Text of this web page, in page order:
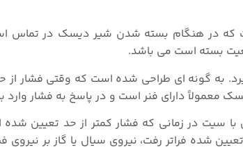
که در هنگام بسته شدن شیر دیسک در تماس
بسته است می باشد.
به گونه ای طراحی شده است که وقتی فشار از
معمولاً دارای فنر است و در پاسخ به فشار وارد
سیت در زمانی که فشار کمتر از حد تعیین
شده فراتر رفت، نیروی سیال یا گاز بر نیروی